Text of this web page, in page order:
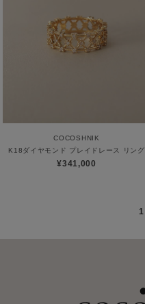
COCOSHNIK
K18ダイヤモンド プレイドレース リング
¥341,000
1